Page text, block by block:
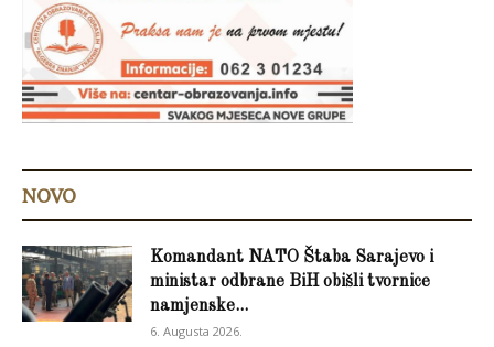
NOVO
Komandant NATO Štaba Sarajevo i
ministar odbrane BiH obišli tvornice
namjenske...
6. Augusta 2026.